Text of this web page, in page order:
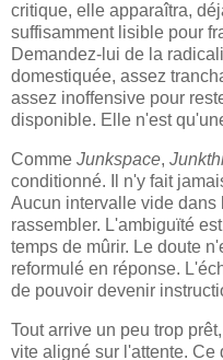
critique, elle apparaîtra,
suffisamment lisible pour
Demandez-lui de la
domestiquée, assez
assez inoffensive pour
disponible. Elle n'est
Comme Junkspace,
conditionné. Il n'y fait
Aucun intervalle vide
rassembler. L'ambiguïté
temps de mûrir. Le doute
reformulé en réponse.
de pouvoir devenir
Tout arrive un peu trop
vite aligné sur l'attente. Ce